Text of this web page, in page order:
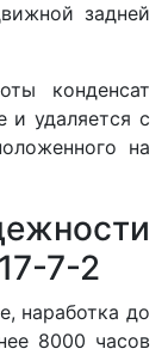
задней
конденсат
и удаляется с
на
7-2
наработка до
8000 часов